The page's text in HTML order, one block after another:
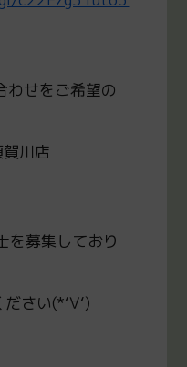
わせをご希望の
川店
を募集しており
さい(*‘∀‘)